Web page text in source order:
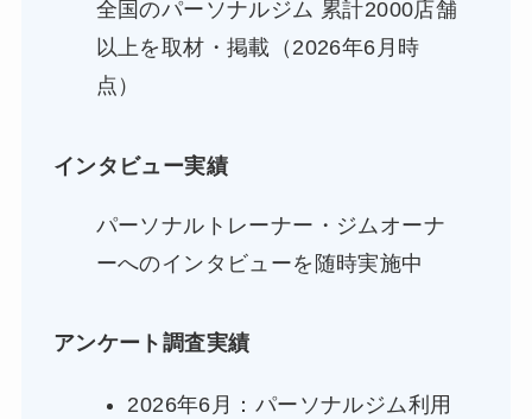
全国のパーソナルジム 累計2000店舗
以上を取材・掲載（2026年6月時
点）
インタビュー実績
パーソナルトレーナー・ジムオーナ
ーへのインタビューを随時実施中
アンケート調査実績
2026年6月：パーソナルジム利用